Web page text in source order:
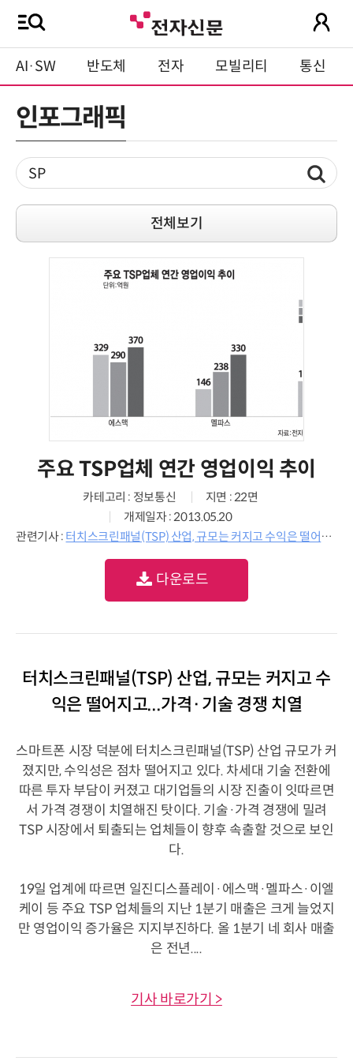
AI·SW 반도체 전자 모빌리티 통신
인포그래픽
전체보기
주요 TSP업체 연간 영업이익 추이
카테고리 : 정보통신
지면 : 22면
개제일자 : 2013.05.20
관련기사 : 터치스크린패널(TSP) 산업, 규모는 커지고 수익은 떨어지고...가격·기술 경쟁 치열
다운로드
터치스크린패널(TSP) 산업, 규모는 커지고 수
익은 떨어지고...가격·기술 경쟁 치열
스마트폰 시장 덕분에 터치스크린패널(TSP) 산업 규모가 커
졌지만, 수익성은 점차 떨어지고 있다. 차세대 기술 전환에
따른 투자 부담이 커졌고 대기업들의 시장 진출이 잇따르면
서 가격 경쟁이 치열해진 탓이다. 기술·가격 경쟁에 밀려
TSP 시장에서 퇴출되는 업체들이 향후 속출할 것으로 보인
다.
19일 업계에 따르면 일진디스플레이·에스맥·멜파스·이엘
케이 등 주요 TSP 업체들의 지난 1분기 매출은 크게 늘었지
만 영업이익 증가율은 지지부진하다. 올 1분기 네 회사 매출
은 전년....
기사 바로가기 >